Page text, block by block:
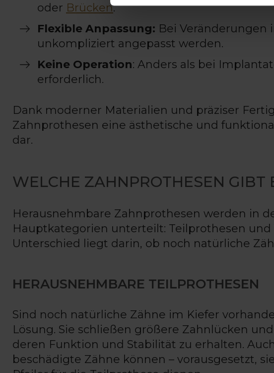
oder Brücken.
Flexible Anpassung: Bei Veränderungen
unkompliziert angepasst werden.
Keine Operation: Anders als bei
erforderlich.
Dank moderner Materialien und präziser
Zahnprothesen eine ästhetische und
dar.
WELCHE ZAHNPROTHESEN GIBT
Herausnehmbare Zahnprothesen werden in
Hauptkategorien unterteilt: Teilprothesen
Unterschied liegt darin, ob noch natürliche
HERAUSNEHMBARE TEILPROTHESEN
Sind noch natürliche Zähne im Kiefer
Lösung. Sie schließen größere Zahnlücken
deren Funktion und Stabilität zu erhalten.
beschädigte Zähne können – vorausgesetzt,